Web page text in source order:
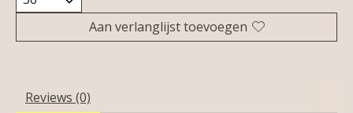
Aan verlanglijst toevoegen
Reviews (0)